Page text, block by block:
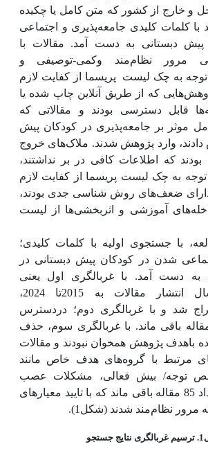
و خارج از کشور که متن کامل یا چکیده
با کلمات کلیدی جامعه‌پذیری و اجتماعی
دبستانی به دست آمد. مقالات با
مرور نظام‌مند وکمی-توصیفی و
توجه به چک لیست
پریسما از کفایت لازم
که از طریق آنلاین چاپ شده یا
قابل دسترسی بودند و مقالاتی که
موثر بر جامعه‌پذیری در کودکان پیش
دادند، وارد پژوهش شدند. ملاک‌های خروج
بودند که اطلاعات کافی در بر نداشتند،
توجه به چک لیست پریسما
از کفایت لازم
دارای ضعف‌های روش شناسی جدی بودند،
آموزشی و اثربخشی‌ها از لیست
با جستجوی اولیه با کلمات کلیدی؛
شدن در کودکان پیش دبستانی در
به دست آمد. با غربالگری اول یعنی
محدود کردن سال انتشار مقالات به 2015تا 2024،
استخراج شد و با غربالگری دوم؛ دردسترس
مقاله، 957 مقاله باقی ماند. با غربالگری سوم، حذف
باهدف پژوهش همخوان نبودند و مقالات
مرتبط با گروه‌های هدف خاص مانند
نقص توجه/ بیش فعالی، مشکلات عصب
85 مقاله باقی ماند که با تایید معیارهای
مرور نظام‌مند شدند (شکل1).
ترسیم غربالگری نتایج جستجو